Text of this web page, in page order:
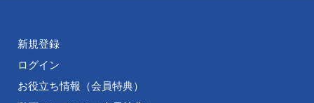
新規登録
ログイン
お役立ち情報（会員特典）